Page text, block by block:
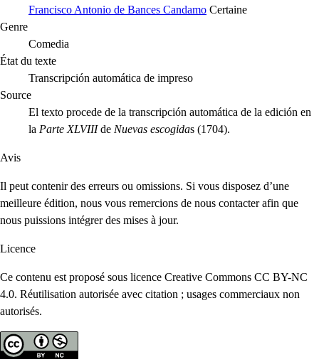
Francisco Antonio de Bances Candamo Certaine
Genre
Comedia
État du texte
Transcripción automática de impreso
Source
El texto procede de la transcripción automática de la edición en
la Parte XLVIIIde Nuevas escogidas (1704).
Avis
Il peut contenir des erreurs ou omissions. Si vous disposez d’une
meilleure édition, nous vous remercions de nous contacter afin que
nous puissions intégrer des mises à jour.
Licence
Ce contenu est proposé sous licence Creative Commons CC BY-NC
4.0. Réutilisation autorisée avec citation ; usages commerciaux non
autorisés.